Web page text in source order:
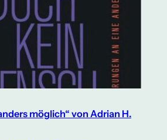
möglich“ von Adrian H.